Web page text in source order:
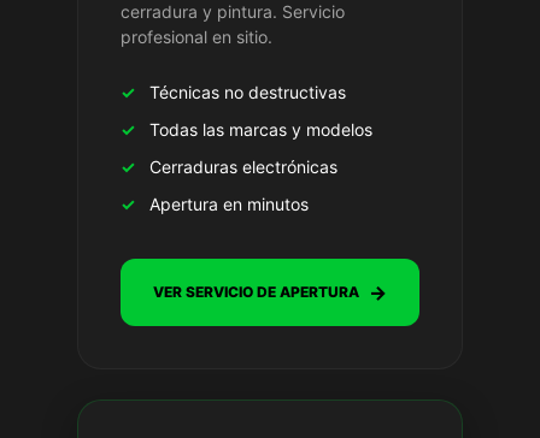
cerradura y pintura. Servicio
profesional en sitio.
✓
Técnicas no destructivas
✓
Todas las marcas y modelos
✓
Cerraduras electrónicas
✓
Apertura en minutos
VER SERVICIO DE APERTURA →